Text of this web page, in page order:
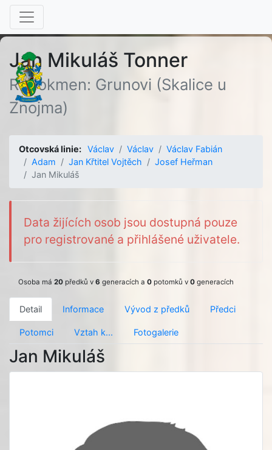
Jan Mikuláš Tonner
Rodokmen: Grunovi (Skalice u
Znojma)
Otcovská linie: Václav Václav
Václav Fabián
Adam
Jan Křtitel Vojtěch
Josef Heřman
Jan Mikuláš
Data žijících osob jsou dostupná pouze
pro registrované a přihlášené uživatele.
Osoba má 20 předků v 6 generacích a 0 potomků v 0 generacích
Detail Informace Vývod z předků Předci
Potomci Vztah k... Fotogalerie
Jan Mikuláš